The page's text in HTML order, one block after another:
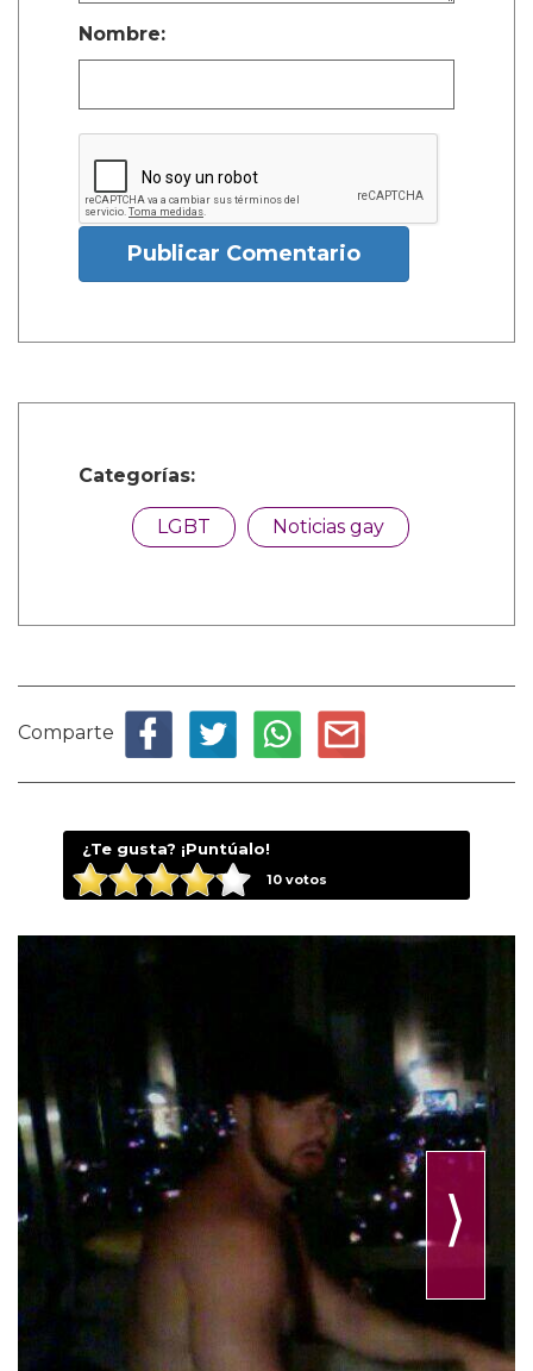
Nombre:
Publicar Comentario
Categorías:
LGBT Noticias gay
Comparte
¿Te gusta? ¡Puntúalo!
10votos
⟩